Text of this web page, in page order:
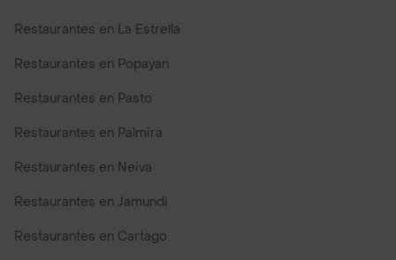
Restaurantes en La Estrella
Restaurantes en Popayan
Restaurantes en Pasto
Restaurantes en Palmira
Restaurantes en Neiva
Restaurantes en Jamundi
Restaurantes en Cartago